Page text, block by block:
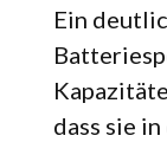
Ein
dass sie